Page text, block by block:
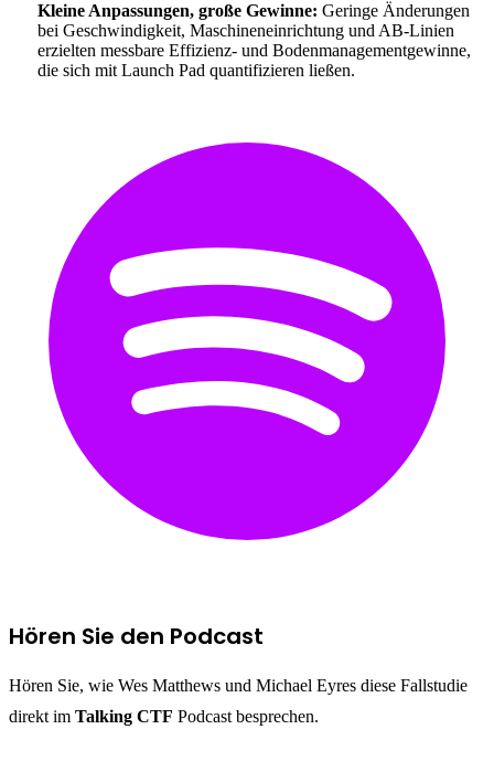
Kleine Anpassungen, große Gewinne: Geringe Änderungen
bei Geschwindigkeit, Maschineneinrichtung und AB-Linien
erzielten messbare Effizienz- und Bodenmanagementgewinne,
die sich mit Launch Pad quantifizieren ließen.
Hören Sie den Podcast
Hören Sie, wie Wes Matthews und Michael Eyres diese Fallstudie
direkt im Talking CTF Podcast besprechen.